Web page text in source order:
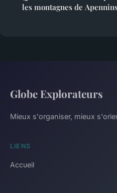
les montagnes de
Globe Explorateurs
Mieux s'organiser, mieux
LIENS
Accueil